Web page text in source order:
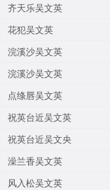
齐天乐吴文英
花犯吴文英
浣溪沙吴文英
浣溪沙吴文英
点绦唇吴文英
祝英台近吴文英
祝英台近吴文央
澡兰香吴文英
风入松吴文英